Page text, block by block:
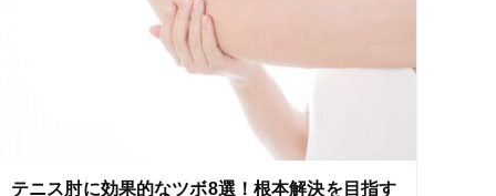
セルフケアアドバイス
テニス肘に効果的なツボ8選！根本解決を目指す